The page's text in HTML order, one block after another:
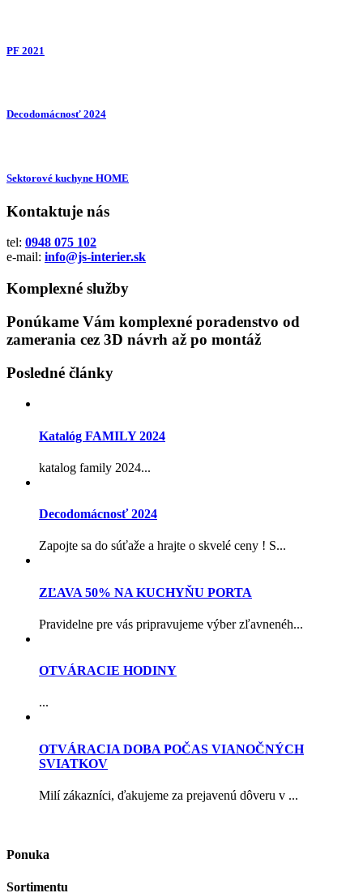
PF 2021
Decodomácnosť 2024
Sektorové kuchyne HOME
Kontaktuje nás
tel: 0948 075 102
e-mail: info@js-interier.sk
Komplexné služby
Ponúkame Vám komplexné poradenstvo od
zamerania cez 3D návrh až po montáž
Posledné články
Katalóg FAMILY 2024
katalog family 2024...
Decodomácnosť 2024
Zapojte sa do súťaže a hrajte o skvelé ceny ! S...
ZĽAVA 50% NA KUCHYŇU PORTA
Pravidelne pre vás pripravujeme výber zľavnenéh...
OTVÁRACIE HODINY
...
OTVÁRACIA DOBA POČAS VIANOČNÝCH
SVIATKOV
Milí zákazníci, ďakujeme za prejavenú dôveru v ...
Ponuka
Sortimentu